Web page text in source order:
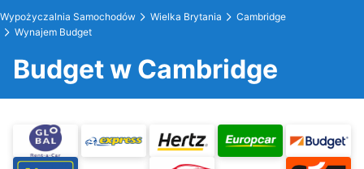
Wypożyczalnia Samochodów Wielka Brytania
Cambridge
Wynajem Budget
Budget w Cambridge